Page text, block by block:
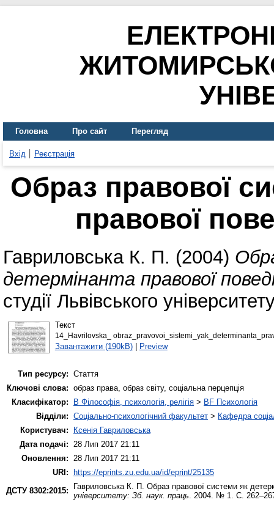
Головна Про сайт Перегляд
Вхід Реєстрація
Образ правової
правової
Гавриловська К. П. (2004)
детермінанта правової
студії Львівського
Текст
14_Havrilovska_
Завантажити (190kB)| Preview
Тип ресурсу: Стаття
Ключові слова: образ права, образ світу, соціальна перцепція
Класифікатор:
B Філософія, психологія, релігія > BF Психологія
Відділи: Соціально-психологічний факультет > Кафедра
Користувач:
Ксенія Гавриловська
Дата подачі: 28 Лип 2017 21:11
Оновлення: 28 Лип 2017 21:11
URI:
https://eprints.zu.edu.ua/id/eprint/25135
ДСТУ 8302:2015:
Гавриловська К. П. Образ правової системи як
університету: Зб. наук. праць. 2004. № 1. С.